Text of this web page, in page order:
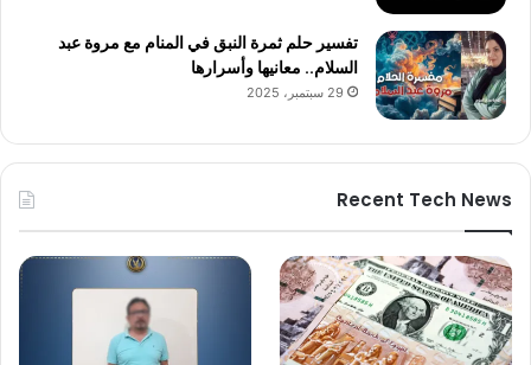
تفسير حلم ثمرة النبق في المنام مع مروة عبد
السلام.. معانيها وأسرارها
29 سبتمبر، 2025
Recent Tech News